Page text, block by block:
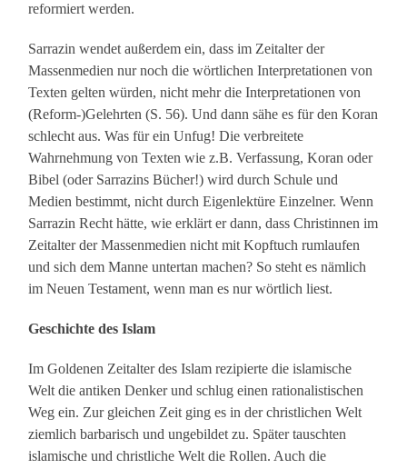
reformiert werden.
Sarrazin wendet außerdem ein, dass im Zeitalter der
Massenmedien nur noch die wörtlichen Interpretationen von
Texten gelten würden, nicht mehr die Interpretationen von
(Reform-)Gelehrten (S. 56). Und dann sähe es für den Koran
schlecht aus. Was für ein Unfug! Die verbreitete
Wahrnehmung von Texten wie z.B. Verfassung, Koran oder
Bibel (oder Sarrazins Bücher!) wird durch Schule und
Medien bestimmt, nicht durch Eigenlektüre Einzelner. Wenn
Sarrazin Recht hätte, wie erklärt er dann, dass Christinnen im
Zeitalter der Massenmedien nicht mit Kopftuch rumlaufen
und sich dem Manne untertan machen? So steht es nämlich
im Neuen Testament, wenn man es nur wörtlich liest.
Geschichte des Islam
Im Goldenen Zeitalter des Islam rezipierte die islamische
Welt die antiken Denker und schlug einen rationalistischen
Weg ein. Zur gleichen Zeit ging es in der christlichen Welt
ziemlich barbarisch und ungebildet zu. Später tauschten
islamische und christliche Welt die Rollen. Auch die